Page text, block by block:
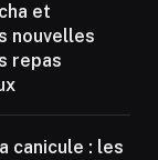
et
nouvelles
repas
canicule : les